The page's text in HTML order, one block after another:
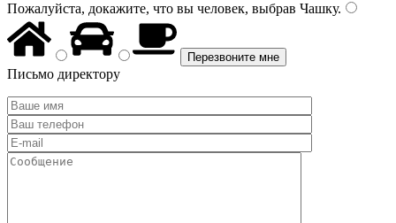
Пожалуйста, докажите, что вы человек, выбрав Чашку.
Письмо директору